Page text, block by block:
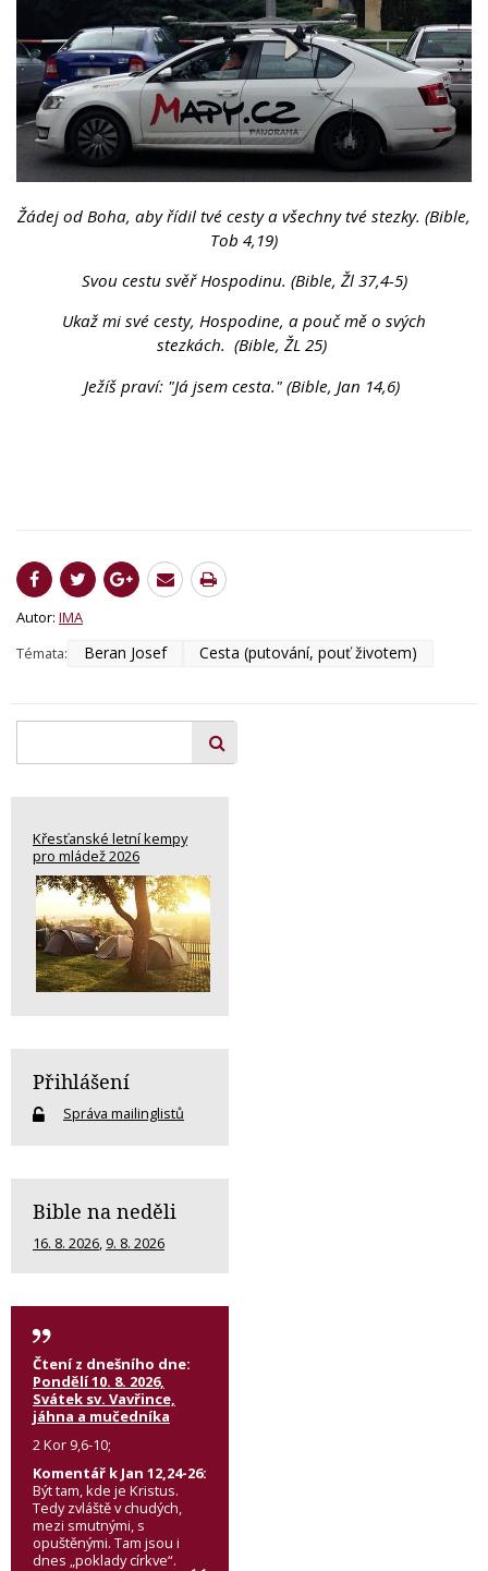
Žádej od Boha, aby řídil tvé cesty a všechny tvé stezky. (Bible,
Tob 4,19)
Svou cestu svěř Hospodinu. (Bible, Žl 37,4-5)
Ukaž mi své cesty, Hospodine, a pouč mě o svých
stezkách. (Bible, ŽL 25)
Ježíš praví: "Já jsem cesta." (Bible, Jan 14,6)
Autor: IMA
Témata:
Beran Josef Cesta (putování, pouť životem)
Křesťanské letní kempy
pro mládež 2026
Přihlášení
Správa mailinglistů
Bible na neděli
16. 8. 2026, 9. 8. 2026
Čtení z dnešního dne:
Pondělí 10. 8. 2026,
Svátek sv. Vavřince,
jáhna a mučedníka
2 Kor 9,6-10;
Komentář k Jan 12,24-26:
Být tam, kde je Kristus.
Tedy zvláště v chudých,
mezi smutnými, s
opuštěnými. Tam jsou i
dnes „poklady církve“.